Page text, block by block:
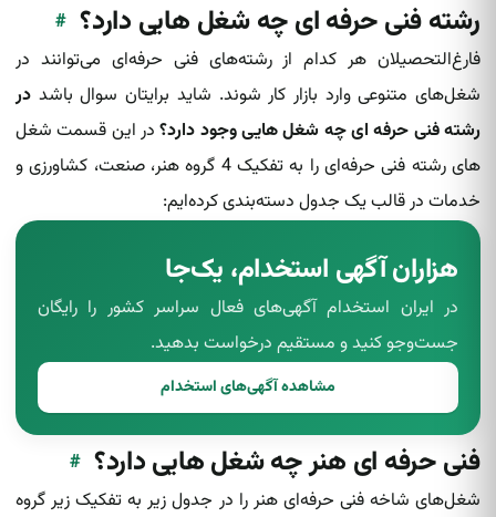
رشته فنی حرفه ای چه شغل هایی دارد؟ #
فارغ‌التحصیلان هر کدام از رشته‌های فنی حرفه‌ای می‌توانند در
شغل‌های متنوعی وارد بازار کار شوند. شاید برایتان سوال باشد در
رشته فنی حرفه ای چه شغل هایی وجود دارد؟در این قسمت شغل
های رشته فنی حرفه‌ای را به تفکیک 4 گروه هنر، صنعت، کشاورزی و
خدمات در قالب یک جدول دسته‌بندی کرده‌ایم:
هزاران آگهی استخدام، یک‌جا
در ایران استخدام آگهی‌های فعال سراسر کشور را رایگان
جست‌وجو کنید و مستقیم درخواست بدهید.
مشاهده آگهی‌های استخدام
فنی حرفه ای هنر چه شغل هایی دارد؟ #
شغل‌های شاخه فنی حرفه‌ای هنر را در جدول زیر به تفکیک زیر گروه